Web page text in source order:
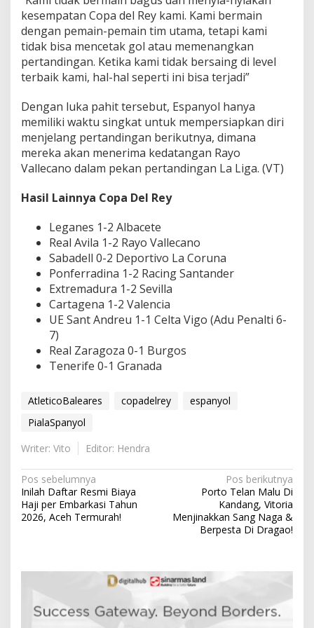
kesempatan Copa del Rey kami. Kami bermain
dengan pemain-pemain tim utama, tetapi kami
tidak bisa mencetak gol atau memenangkan
pertandingan. Ketika kami tidak bersaing di level
terbaik kami, hal-hal seperti ini bisa terjadi”
Dengan luka pahit tersebut, Espanyol hanya
memiliki waktu singkat untuk mempersiapkan diri
menjelang pertandingan berikutnya, dimana
mereka akan menerima kedatangan Rayo
Vallecano dalam pekan pertandingan La Liga. (VT)
Hasil Lainnya Copa Del Rey
Leganes 1-2 Albacete
Real Avila 1-2 Rayo Vallecano
Sabadell 0-2 Deportivo La Coruna
Ponferradina 1-2 Racing Santander
Extremadura 1-2 Sevilla
Cartagena 1-2 Valencia
UE Sant Andreu 1-1 Celta Vigo (Adu Penalti 6-
7)
Real Zaragoza 0-1 Burgos
Tenerife 0-1 Granada
AtleticoBaleares copadelrey
espanyol
PialaSpanyol
Writer: Vito
Editor: Hendra
N
a
v
Pos sebelumnya
Inilah Daftar Resmi Biaya
Haji per Embarkasi Tahun
2026, Aceh Termurah!
Pos berikutnya
Porto Telan Malu Di
Kandang, Vitoria
Menjinakkan Sang Naga &
Berpesta Di Dragao!